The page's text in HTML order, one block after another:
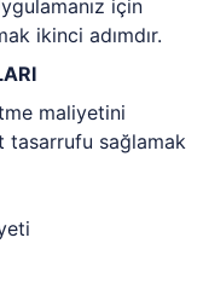
için
ikinci adımdır.
maliyetini
tasarrufu sağlamak